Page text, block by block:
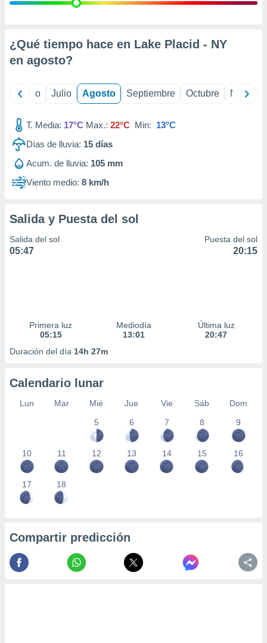
e
mediante
publicidad
de
1199
¿Qué tiempo hace en Lake Placid - NY
en agosto?
Junio Julio Agosto Septiembre Octubre
T. Media: 17°C Max.: 22°C Min: 13°C
Días de lluvia: 15 días
Acum. de lluvia: 105 mm
Viento medio: 8 km/h
Salida y Puesta del sol
Salida del sol
05:47
Puesta del sol
20:15
Primera luz
05:15
Mediodía
13:01
Última luz
20:47
Duración del día 14h 27m
Calendario lunar
Lun Mar Mié Jue Vie Sáb
Dom
5
6 7 8 9
10 11 12 13 14 15 16
17 18
Compartir predicción